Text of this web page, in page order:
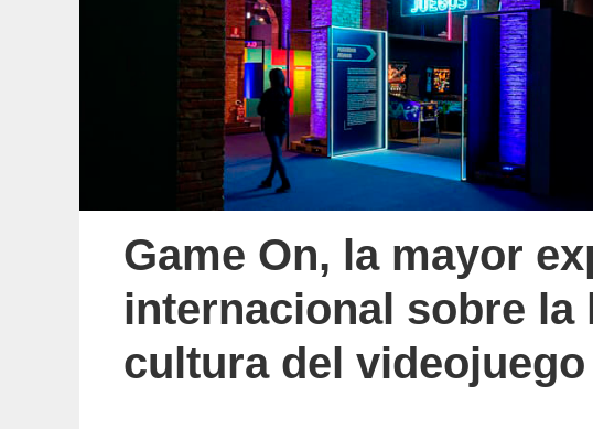
Game On, la mayor
internacional sobre la
cultura del videojuego